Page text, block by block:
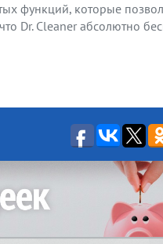
функций, которые
Dr. Cleaner абсолютно